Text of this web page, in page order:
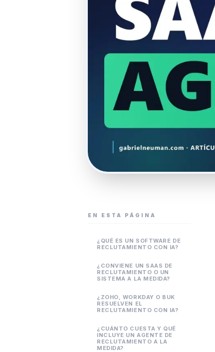
EN ESTA PÁGINA
¿QUÉ ES UN SOFTWARE DE
RECLUTAMIENTO CON IA?
¿CONVIENE UN SAAS DE
RECLUTAMIENTO O UN
SISTEMA A LA MEDIDA?
¿ZOHO, WORKDAY O BUK
RESUELVEN EL
RECLUTAMIENTO CON IA?
¿CUÁNTO CUESTA Y QUÉ
INCLUYE UN AGENTE DE
RECLUTAMIENTO A LA
MEDIDA?